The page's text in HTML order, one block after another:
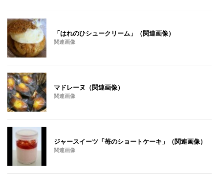
「はれのひシュークリーム」（関連画像）
関連画像
マドレーヌ（関連画像）
関連画像
ジャースイーツ「苺のショートケーキ」（関連画像）
関連画像